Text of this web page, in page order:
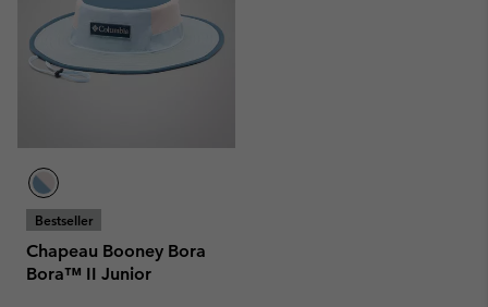
Bestseller
Chapeau Booney Bora
Bora™ II Junior